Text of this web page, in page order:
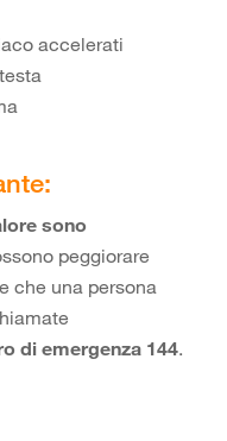
accelerati
sono
peggiorare
che una persona
di emergenza 144.